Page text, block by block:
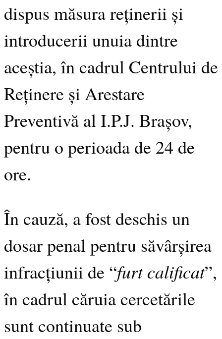
dispus măsura reținerii și
introducerii unuia dintre
aceștia, în cadrul Centrului de
Reținere și Arestare
Preventivă al I.P.J. Brașov,
pentru o perioada de 24 de
ore.
În cauză, a fost deschis un
dosar penal pentru săvârșirea
infracțiunii de “furt calificat”,
în cadrul căruia cercetările
sunt continuate sub